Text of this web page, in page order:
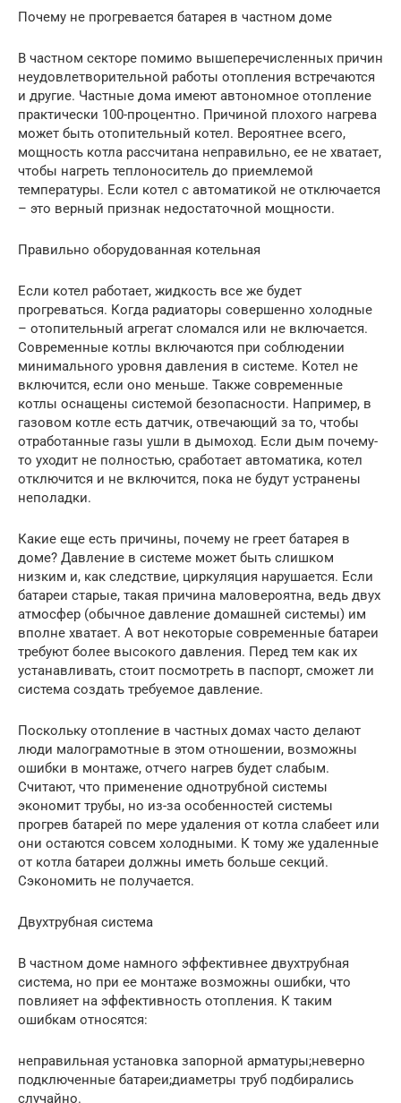
Почему не прогревается батарея в частном доме
В частном секторе помимо вышеперечисленных причин
неудовлетворительной работы отопления встречаются
и другие. Частные дома имеют автономное отопление
практически 100-процентно. Причиной плохого нагрева
может быть отопительный котел. Вероятнее всего,
мощность котла рассчитана неправильно, ее не хватает,
чтобы нагреть теплоноситель до приемлемой
температуры. Если котел с автоматикой не отключается
– это верный признак недостаточной мощности.
Правильно оборудованная котельная
Если котел работает, жидкость все же будет
прогреваться. Когда радиаторы совершенно холодные
– отопительный агрегат сломался или не включается.
Современные котлы включаются при соблюдении
минимального уровня давления в системе. Котел не
включится, если оно меньше. Также современные
котлы оснащены системой безопасности. Например, в
газовом котле есть датчик, отвечающий за то, чтобы
отработанные газы ушли в дымоход. Если дым почему-
то уходит не полностью, сработает автоматика, котел
отключится и не включится, пока не будут устранены
неполадки.
Какие еще есть причины, почему не греет батарея в
доме? Давление в системе может быть слишком
низким и, как следствие, циркуляция нарушается. Если
батареи старые, такая причина маловероятна, ведь двух
атмосфер (обычное давление домашней системы) им
вполне хватает. А вот некоторые современные батареи
требуют более высокого давления. Перед тем как их
устанавливать, стоит посмотреть в паспорт, сможет ли
система создать требуемое давление.
Поскольку отопление в частных домах часто делают
люди малограмотные в этом отношении, возможны
ошибки в монтаже, отчего нагрев будет слабым.
Считают, что применение однотрубной системы
экономит трубы, но из-за особенностей системы
прогрев батарей по мере удаления от котла слабеет или
они остаются совсем холодными. К тому же удаленные
от котла батареи должны иметь больше секций.
Сэкономить не получается.
Двухтрубная система
В частном доме намного эффективнее двухтрубная
система, но при ее монтаже возможны ошибки, что
повлияет на эффективность отопления. К таким
ошибкам относятся:
неправильная установка запорной арматуры;неверно
подключенные батареи;диаметры труб подбирались
случайно.